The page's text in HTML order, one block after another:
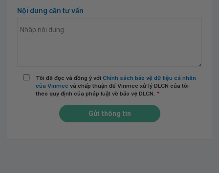
Nội dung cần tư vấn
Tôi đã đọc và đồng ý với Chính sách bảo vệ dữ liệu cá nhân
của Vinmec và chấp thuận để Vinmec xử lý DLCN của tôi
theo quy định của pháp luật về bảo vệ DLCN. *
Gửi thông tin